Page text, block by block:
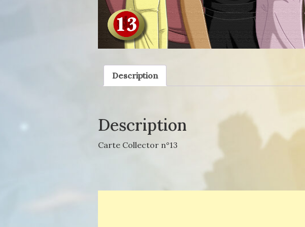
Description
Description
Carte Collector n°13